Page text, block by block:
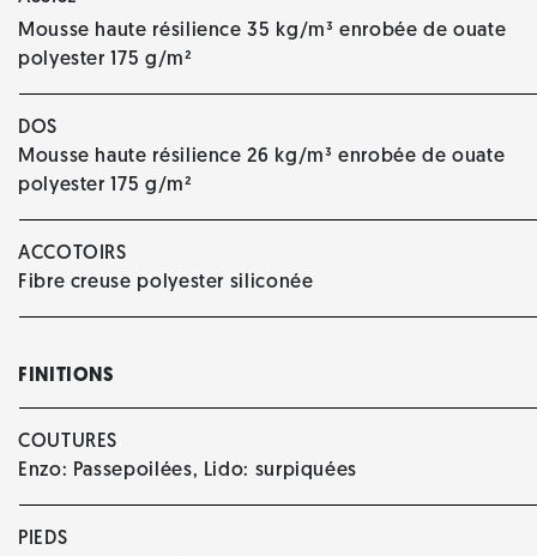
Mousse haute résilience 35 kg/m³ enrobée de ouate
polyester 175 g/m²
DOS
Mousse haute résilience 26 kg/m³ enrobée de ouate
polyester 175 g/m²
ACCOTOIRS
Fibre creuse polyester siliconée
FINITIONS
COUTURES
Enzo: Passepoilées, Lido: surpiquées
PIEDS